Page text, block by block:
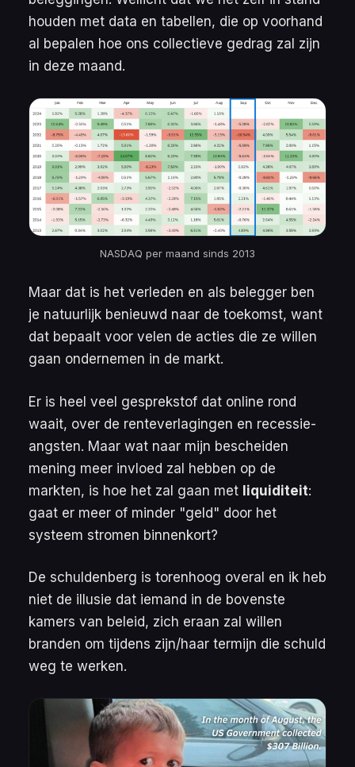
houden met data en tabellen, die op voorhand
al bepalen hoe ons collectieve gedrag zal zijn
in deze maand.
NASDAQ per maand sinds 2013
Maar dat is het verleden en als belegger ben
je natuurlijk benieuwd naar de toekomst, want
dat bepaalt voor velen de acties die ze willen
gaan ondernemen in de markt.
Er is heel veel gesprekstof dat online rond
waait, over de renteverlagingen en recessie-
angsten. Maar wat naar mijn bescheiden
mening meer invloed zal hebben op de
markten, is hoe het zal gaan met liquiditeit:
gaat er meer of minder "geld" door het
systeem stromen binnenkort?
De schuldenberg is torenhoog overal en ik heb
niet de illusie dat iemand in de bovenste
kamers van beleid, zich eraan zal willen
branden om tijdens zijn/haar termijn die schuld
weg te werken.